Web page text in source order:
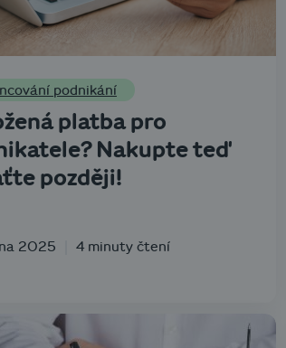
podnikání
platba pro
Nakupte teď
později!
2025 4 minuty čtení